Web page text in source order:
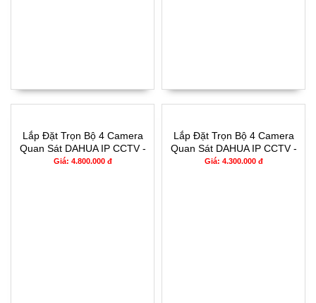
Lắp Đặt Trọn Bộ 4 Camera
Quan Sát DAHUA IP CCTV -
2304IP
Giá: 4.800.000 đ
Lắp Đặt Trọn Bộ 4 Camera
Quan Sát DAHUA IP CCTV -
2134IP
Giá: 4.300.000 đ